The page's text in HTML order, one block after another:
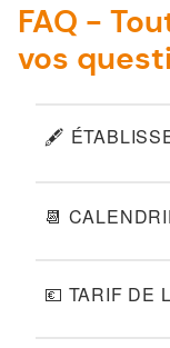
FAQ -
vos
🖋️
📆
💶 TARIF DE